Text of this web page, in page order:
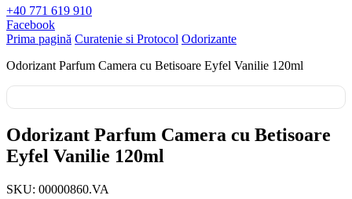
+40 771 619 910
Facebook
Prima pagină Curatenie si Protocol Odorizante
Odorizant Parfum Camera cu Betisoare Eyfel Vanilie 120ml
Odorizant Parfum Camera cu Betisoare
Eyfel Vanilie 120ml
SKU: 00000860.VA